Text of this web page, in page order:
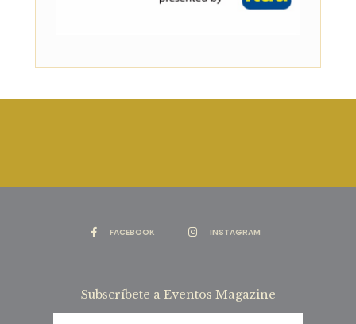
FACEBOOK INSTAGRAM
Subscríbete a Eventos Magazine